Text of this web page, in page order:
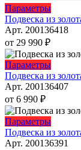
ПараметрыЭтот
товар
имеет
Опции
можно
товара.
Подвеска из
Арт. 200136418
от 29 990 ₽
ПараметрыЭтот
товар
имеет
Опции
можно
Подвеска из
Арт. 200136407
от 6 990 ₽
ПараметрыЭтот
товар
имеет
Подвеска из
Арт. 200136391